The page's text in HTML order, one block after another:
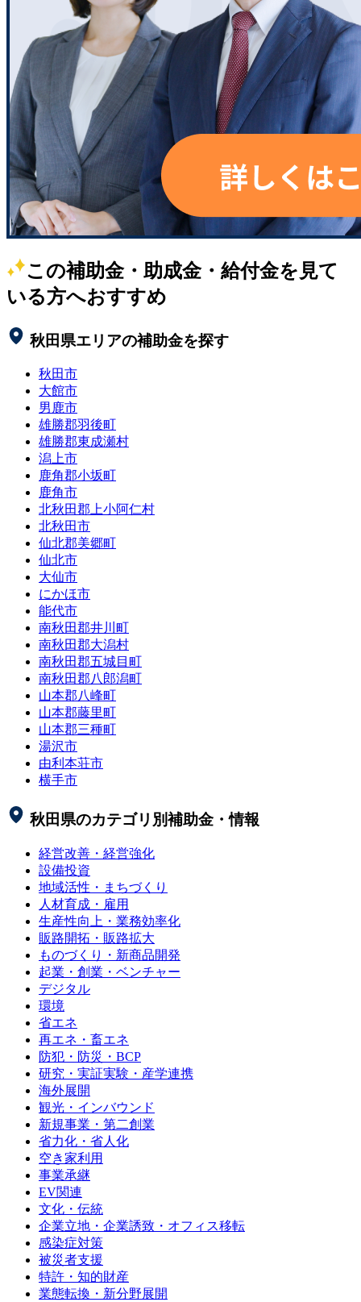
この補助金・助成金・給付金を見て
いる方へおすすめ
秋田県エリアの補助金を探す
秋田市
大館市
男鹿市
雄勝郡羽後町
雄勝郡東成瀬村
潟上市
鹿角郡小坂町
鹿角市
北秋田郡上小阿仁村
北秋田市
仙北郡美郷町
仙北市
大仙市
にかほ市
能代市
南秋田郡井川町
南秋田郡大潟村
南秋田郡五城目町
南秋田郡八郎潟町
山本郡八峰町
山本郡藤里町
山本郡三種町
湯沢市
由利本荘市
横手市
秋田県のカテゴリ別補助金・情報
経営改善・経営強化
設備投資
地域活性・まちづくり
人材育成・雇用
生産性向上・業務効率化
販路開拓・販路拡大
ものづくり・新商品開発
起業・創業・ベンチャー
デジタル
環境
省エネ
再エネ・畜エネ
防犯・防災・BCP
研究・実証実験・産学連携
海外展開
観光・インバウンド
新規事業・第二創業
省力化・省人化
空き家利用
事業承継
EV関連
文化・伝統
企業立地・企業誘致・オフィス移転
感染症対策
被災者支援
特許・知的財産
業態転換・新分野展開